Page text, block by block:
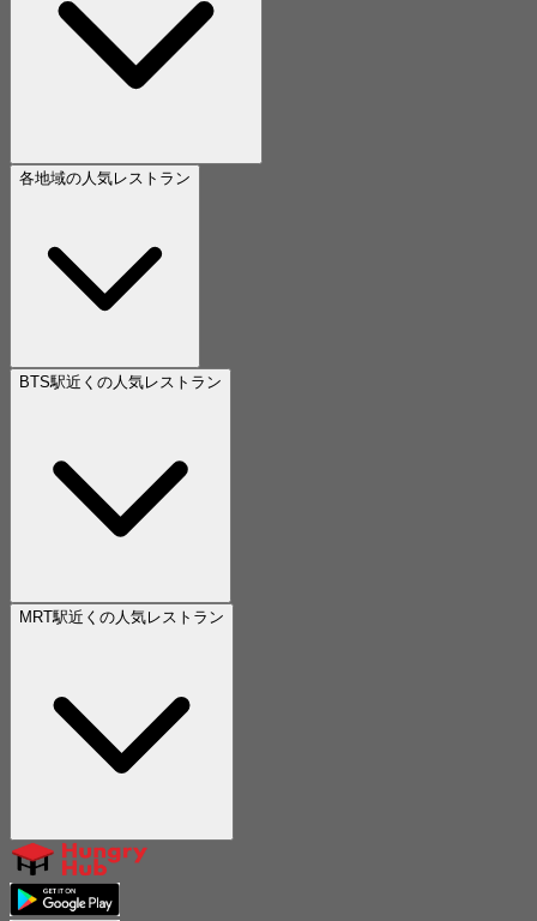
各地域の人気レストラン
BTS駅近くの人気レストラン
MRT駅近くの人気レストラン